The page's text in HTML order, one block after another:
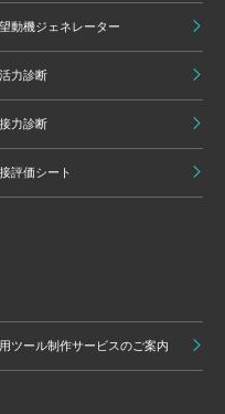
動機ジェネレーター
力診断
力診断
評価シート
ツール制作サービスのご案内